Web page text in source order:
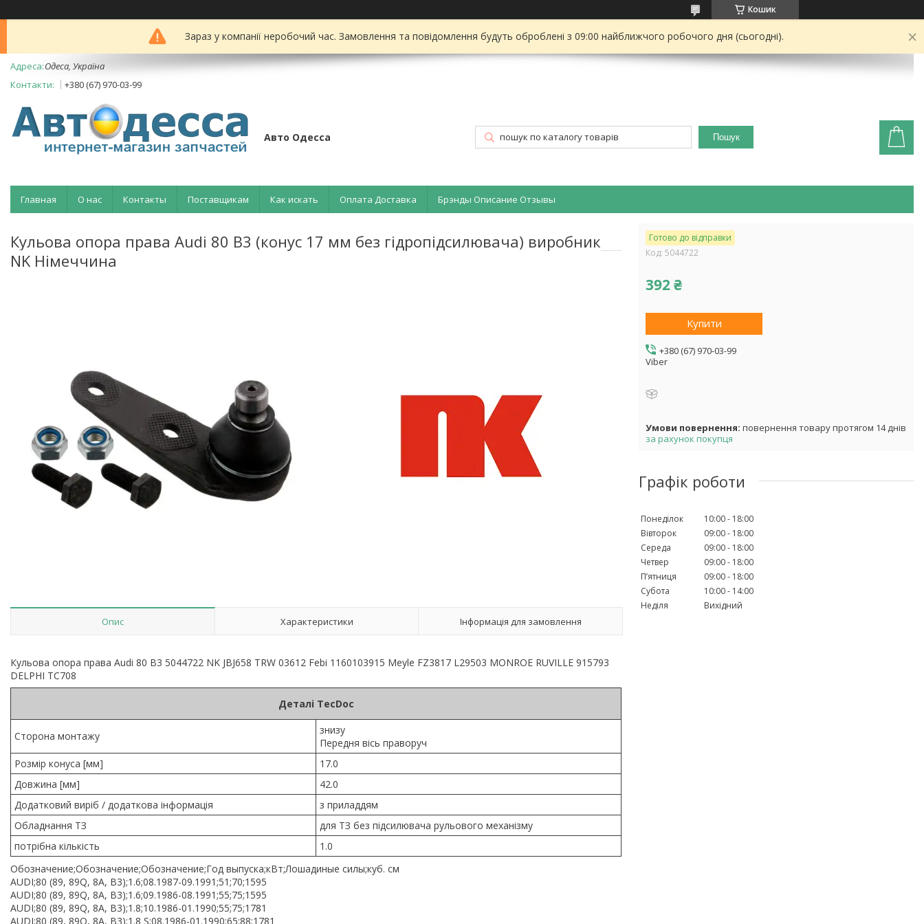
Кошик
Зараз у компанії неробочий час. Замовлення та повідомлення будуть оброблені з 09:00 найближчого робочого дня (сьогодні).
Одеса, Україна
+380 (67) 970-03-99
Авто Одесса Пошук
Главная О нас Контакты Поставщикам Как искать Оплата Доставка Брэнды Описание Отзывы
Кульова опора права Audi 80 B3 (конус 17 мм без гідропідсилювача) виробник
NK Німеччина
Опис Характеристики Інформація для замовлення
Кульова опора права Audi 80 B3 5044722 NK JBJ658 TRW 03612 Febi 1160103915 Meyle FZ3817 L29503 MONROE RUVILLE 915793
DELPHI TC708
Деталі TecDoc
Сторона монтажу
знизу
Передня вісь праворуч
Розмір конуса [мм]
17.0
Довжина [мм]
42.0
Додатковий виріб / додаткова інформація
з приладдям
Обладнання ТЗ
для ТЗ без підсилювача рульового механізму
потрібна кількість
1.0
Обозначение;Обозначение;Обозначение;Год выпуска;кВт;Лошадиные силы;куб. см
AUDI;80 (89, 89Q, 8A, B3);1.6;08.1987-09.1991;51;70;1595
AUDI;80 (89, 89Q, 8A, B3);1.6;09.1986-08.1991;55;75;1595
AUDI;80 (89, 89Q, 8A, B3);1.8;10.1986-01.1990;55;75;1781
AUDI;80 (89, 89Q, 8A, B3);1.8 S;08.1986-01.1990;65;88;1781
Готово до відправки
Код: 5044722
392 ₴
Купити
+380 (67) 970-03-99
Viber
повернення товару протягом 14 днів
за рахунок покупця
Графік роботи
Понеділок 10:00
18:00
Вівторок
09:00
18:00
Середа
09:00
18:00
Четвер
09:00
18:00
Пʼятниця
09:00
18:00
Субота
10:00
14:00
Неділя
Вихідний